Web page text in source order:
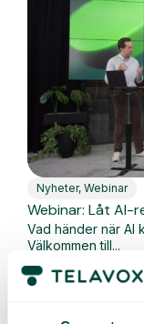
Nyheter, Webinar
Webinar: Låt AI-
Vad händer när AI
Välkommen till...
Läs mer